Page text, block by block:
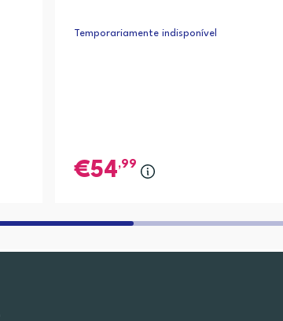
Temporariamente indisponível
54,99